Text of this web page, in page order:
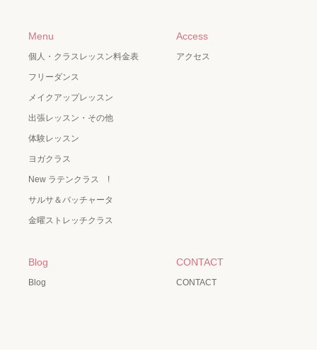
Menu
個人・クラスレッスン料金表
フリーダンス
メイクアップレッスン
出張レッスン・その他
体験レッスン
ヨガクラス
New ラテンクラス !
サルサ＆バッチャータ
金曜ストレッチクラス
Access
アクセス
Blog
Blog
CONTACT
CONTACT